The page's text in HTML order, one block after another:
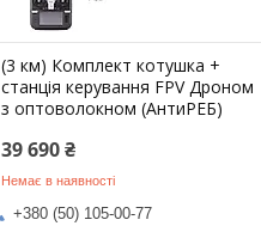
(3 км) Комплект котушка +
станція керування FPV Дроном
з оптоволокном (АнтиРЕБ)
39 690 ₴
Немає в наявності
+380 (50) 105-00-77